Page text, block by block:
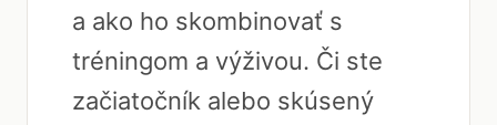
a ako ho skombinovať s
tréningom a výživou. Či ste
začiatočník alebo skúsený